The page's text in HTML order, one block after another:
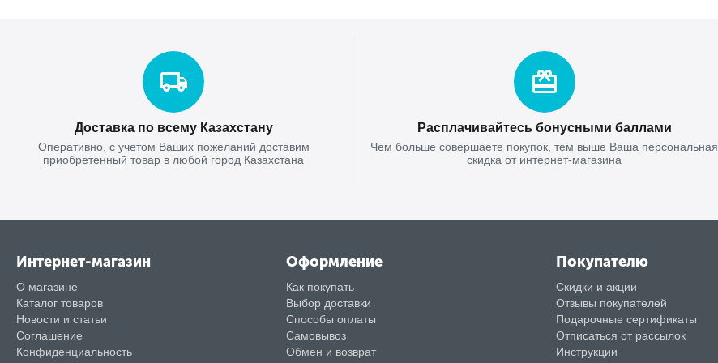
Доставка по всему Казахстану
Оперативно, с учетом Ваших пожеланий доставим
приобретенный товар в любой город Казахстана
Расплачивайтесь бонусными баллами
Чем больше совершаете покупок, тем выше Ваша персональная
скидка от интернет-магазина
Интернет-магазин
О магазине
Каталог товаров
Новости и статьи
Соглашение
Конфиденциальность
Оформление
Как покупать
Выбор доставки
Способы оплаты
Самовывоз
Обмен и возврат
Покупателю
Скидки и акции
Отзывы покупателей
Подарочные сертификаты
Отписаться от рассылок
Инструкции